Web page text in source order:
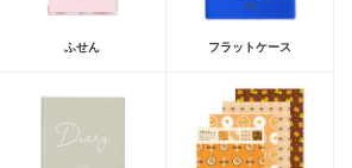
ふせん フラットケース